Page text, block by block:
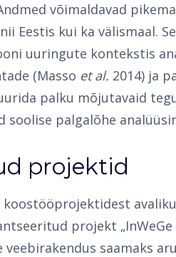
võimaldavad
Eestis kui ka välismaal.
uuringute kontekstis
(Masso et al. 2014) ja
palku mõjutavaid
soolise palgalõhe
projektid
koostööprojektidest
projekt
saamaks